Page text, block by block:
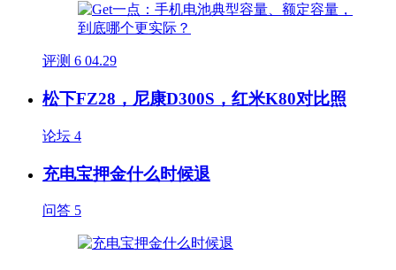
评测 6 04.29
松下FZ28，尼康D300S，红米K80对比照
论坛 4
充电宝押金什么时候退
问答 5